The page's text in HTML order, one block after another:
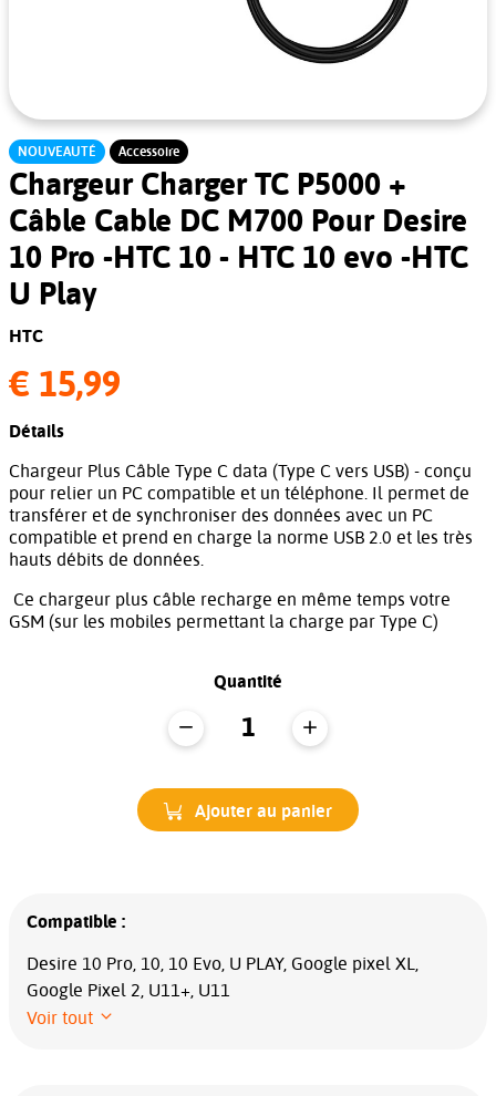
NOUVEAUTÉ Accessoire
Chargeur Charger TC P5000 +
Câble Cable DC M700 Pour Desire
10 Pro -HTC 10 - HTC 10 evo -HTC
U Play
HTC
€ 15,99
Détails
Chargeur Plus Câble Type C data (Type C vers USB) - conçu
pour relier un PC compatible et un téléphone. Il permet de
transférer et de synchroniser des données avec un PC
compatible et prend en charge la norme USB 2.0 et les très
hauts débits de données.
Ce chargeur plus câble recharge en même temps votre
GSM (sur les mobiles permettant la charge par Type C)
Quantité
Ajouter au panier
Compatible :
Desire 10 Pro, 10, 10 Evo, U PLAY, Google pixel XL,
Google Pixel 2, U11+, U11
Voir tout